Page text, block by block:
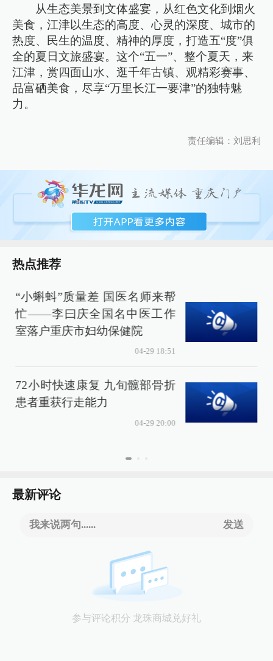
从生态美景到文体盛宴，从红色文化到烟火
美食，江津以生态的高度、心灵的深度、城市的
热度、民生的温度、精神的厚度，打造五“度”俱
全的夏日文旅盛宴。这个“五一”、整个夏天，来
江津，赏四面山水、逛千年古镇、观精彩赛事、
品富硒美食，尽享“万里长江一要津”的独特魅
力。
责任编辑：刘思利
热点推荐
“小蝌蚪”质量差 国医名师来帮
忙——李曰庆全国名中医工作
室落户重庆市妇幼保健院
04-29 18:51
72小时快速康复 九旬髋部骨折
患者重获行走能力
04-29 20:00
最新评论
我来说两句...... 发送
参与评论积分 龙珠商城兑好礼